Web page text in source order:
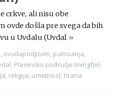
crkve, ali nisu obe
ovde došla pre svega da bih
u Uvdalu (Uvdal »
svudapodjicom putovanja
Planinsko područje Imingfjel
religija umetnost, hrana